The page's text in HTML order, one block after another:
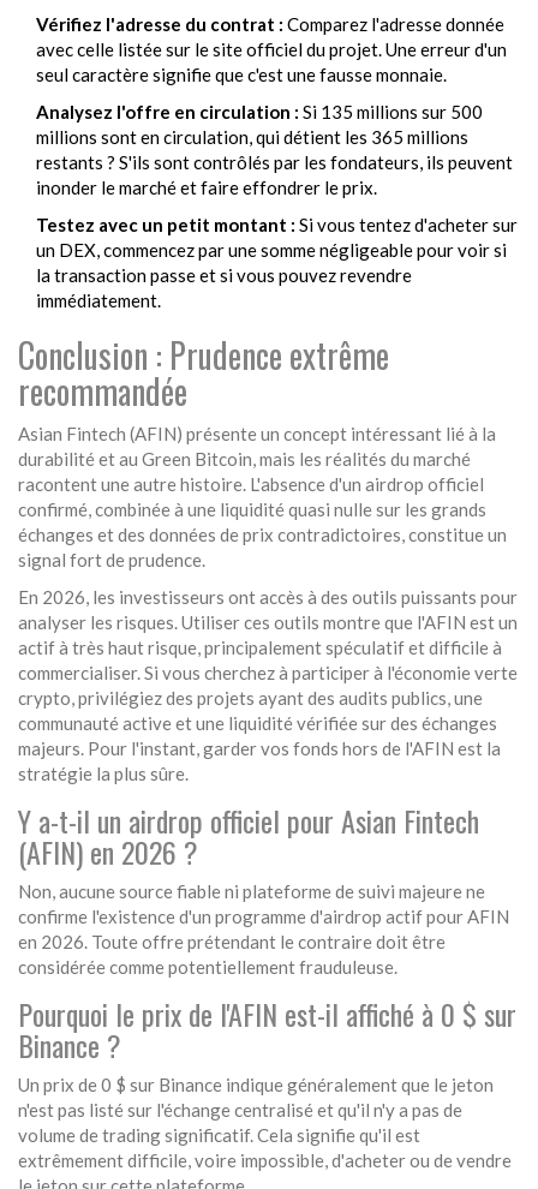
Vérifiez l'adresse du contrat : Comparez l'adresse donnée
avec celle listée sur le site officiel du projet. Une erreur d'un
seul caractère signifie que c'est une fausse monnaie.
Analysez l'offre en circulation : Si 135 millions sur 500
millions sont en circulation, qui détient les 365 millions
restants ? S'ils sont contrôlés par les fondateurs, ils peuvent
inonder le marché et faire effondrer le prix.
Testez avec un petit montant : Si vous tentez d'acheter sur
un DEX, commencez par une somme négligeable pour voir si
la transaction passe et si vous pouvez revendre
immédiatement.
Conclusion : Prudence extrême
recommandée
Asian Fintech (AFIN) présente un concept intéressant lié à la
durabilité et au Green Bitcoin, mais les réalités du marché
racontent une autre histoire. L'absence d'un airdrop officiel
confirmé, combinée à une liquidité quasi nulle sur les grands
échanges et des données de prix contradictoires, constitue un
signal fort de prudence.
En 2026, les investisseurs ont accès à des outils puissants pour
analyser les risques. Utiliser ces outils montre que l'AFIN est un
actif à très haut risque, principalement spéculatif et difficile à
commercialiser. Si vous cherchez à participer à l'économie verte
crypto, privilégiez des projets ayant des audits publics, une
communauté active et une liquidité vérifiée sur des échanges
majeurs. Pour l'instant, garder vos fonds hors de l'AFIN est la
stratégie la plus sûre.
Y a-t-il un airdrop officiel pour Asian Fintech
(AFIN) en 2026 ?
Non, aucune source fiable ni plateforme de suivi majeure ne
confirme l'existence d'un programme d'airdrop actif pour AFIN
en 2026. Toute offre prétendant le contraire doit être
considérée comme potentiellement frauduleuse.
Pourquoi le prix de l'AFIN est-il affiché à 0 $ sur
Binance ?
Un prix de 0 $ sur Binance indique généralement que le jeton
n'est pas listé sur l'échange centralisé et qu'il n'y a pas de
volume de trading significatif. Cela signifie qu'il est
extrêmement difficile, voire impossible, d'acheter ou de vendre